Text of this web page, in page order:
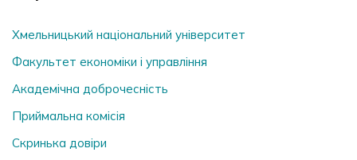
Хмельницький національний університет
Факультет економіки і управління
Академічна доброчесність
Приймальна комісія
Скринька довiри